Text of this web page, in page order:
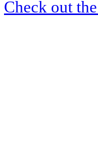
Check out